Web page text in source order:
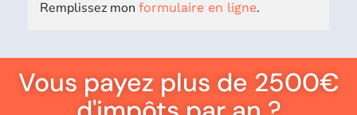
Remplissez mon formulaire en ligne.
Vous payez plus de 2500€